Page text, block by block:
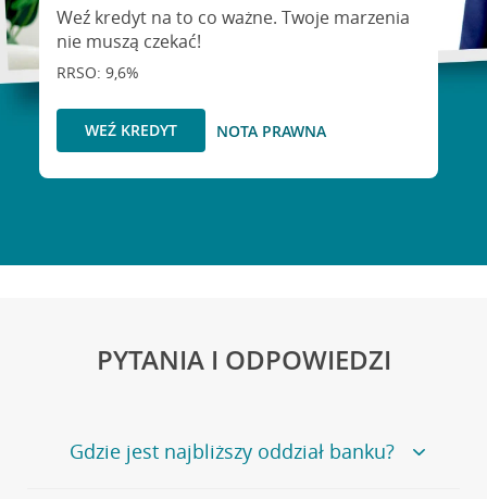
Weź kredyt na to co ważne. Twoje marzenia
nie muszą czekać!
RRSO: 9,6%
WEŹ KREDYT NOTA PRAWNA
PYTANIA I ODPOWIEDZI
Gdzie jest najbliższy oddział banku?